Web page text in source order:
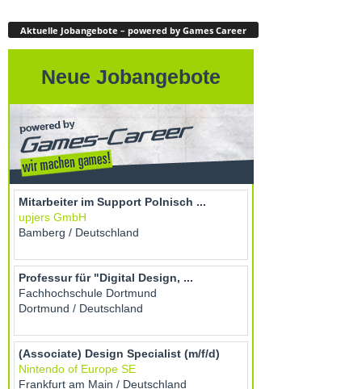
Aktuelle Jobangebote – powered by Games Career